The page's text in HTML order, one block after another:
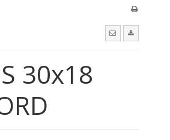
30x18